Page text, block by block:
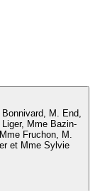
M. End,
Mme Bazin-
Fruchon, M.
et Mme Sylvie